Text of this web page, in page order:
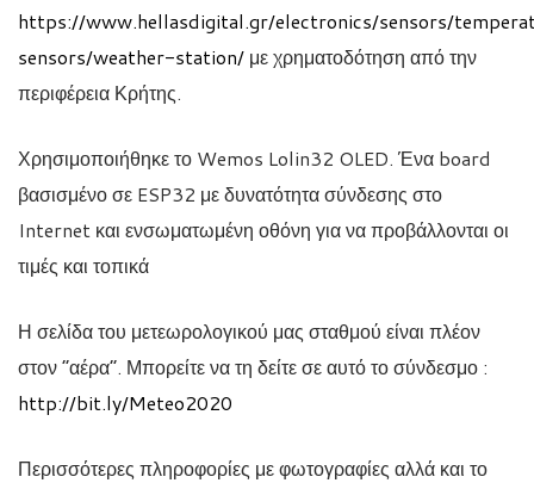
https://www.hellasdigital.gr/electronics/sensors/
sensors/weather-station/ με χρηματοδότηση από την
περιφέρεια Κρήτης.
Χρησιμοποιήθηκε το Wemos Lolin32 OLED. Ένα board
βασισμένο σε ESP32 με δυνατότητα σύνδεσης στο
Internet και ενσωματωμένη οθόνη για να προβάλλονται οι
τιμές και τοπικά
Η σελίδα του μετεωρολογικού μας σταθμού είναι πλέον
στον “αέρα”. Μπορείτε να τη δείτε σε αυτό το σύνδεσμο :
http://bit.ly/Meteo2020
Περισσότερες πληροφορίες με φωτογραφίες αλλά και το